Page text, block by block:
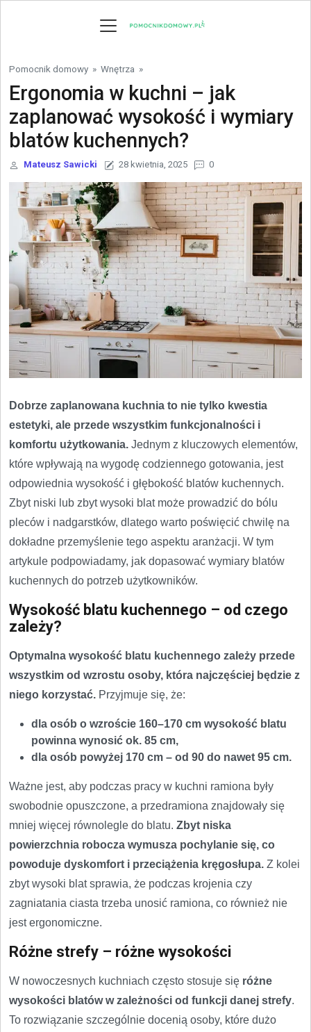
Pomocnik domowy » Wnętrza »
Ergonomia w kuchni – jak
zaplanować wysokość i wymiary
blatów kuchennych?
Mateusz Sawicki 28 kwietnia, 2025 0
Dobrze zaplanowana kuchnia to nie tylko kwestia
estetyki, ale przede wszystkim funkcjonalności i
komfortu użytkowania. Jednym z kluczowych elementów,
które wpływają na wygodę codziennego gotowania, jest
odpowiednia wysokość i głębokość blatów kuchennych.
Zbyt niski lub zbyt wysoki blat może prowadzić do bólu
pleców i nadgarstków, dlatego warto poświęcić chwilę na
dokładne przemyślenie tego aspektu aranżacji. W tym
artykule podpowiadamy, jak dopasować wymiary blatów
kuchennych do potrzeb użytkowników.
Wysokość blatu kuchennego – od czego
zależy?
Optymalna wysokość blatu kuchennego zależy przede
wszystkim od wzrostu osoby, która najczęściej będzie z
niego korzystać. Przyjmuje się, że:
dla osób o wzroście 160–170 cm wysokość blatu
powinna wynosić ok. 85 cm,
dla osób powyżej 170 cm – od 90 do nawet 95 cm.
Ważne jest, aby podczas pracy w kuchni ramiona były
swobodnie opuszczone, a przedramiona znajdowały się
mniej więcej równolegle do blatu. Zbyt niska
powierzchnia robocza wymusza pochylanie się, co
powoduje dyskomfort i przeciążenia kręgosłupa. Z kolei
zbyt wysoki blat sprawia, że podczas krojenia czy
zagniatania ciasta trzeba unosić ramiona, co również nie
jest ergonomiczne.
Różne strefy – różne wysokości
W nowoczesnych kuchniach często stosuje się różne
wysokości blatów w zależności od funkcji danej strefy.
To rozwiązanie szczególnie docenią osoby, które dużo